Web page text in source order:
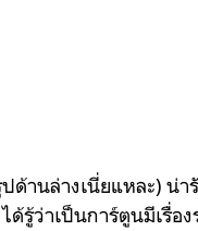
ด้านล่างเนี่ยแหละ) น่
รู้ว่าเป็นการ์ตูนมีเรื่อ